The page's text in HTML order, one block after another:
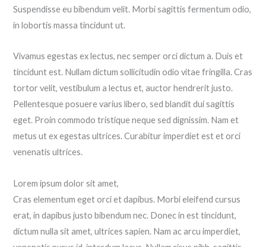
Suspendisse eu bibendum velit. Morbi sagittis fermentum odio,
in lobortis massa tincidunt ut.
Vivamus egestas ex lectus, nec semper orci dictum a. Duis et
tincidunt est. Nullam dictum sollicitudin odio vitae fringilla. Cras
tortor velit, vestibulum a lectus et, auctor hendrerit justo.
Pellentesque posuere varius libero, sed blandit dui sagittis
eget. Proin commodo tristique neque sed dignissim. Nam et
metus ut ex egestas ultrices. Curabitur imperdiet est et orci
venenatis ultrices.
Lorem ipsum dolor sit amet,
Cras elementum eget orci et dapibus. Morbi eleifend cursus
erat, in dapibus justo bibendum nec. Donec in est tincidunt,
dictum nulla sit amet, ultrices sapien. Nam ac arcu imperdiet,